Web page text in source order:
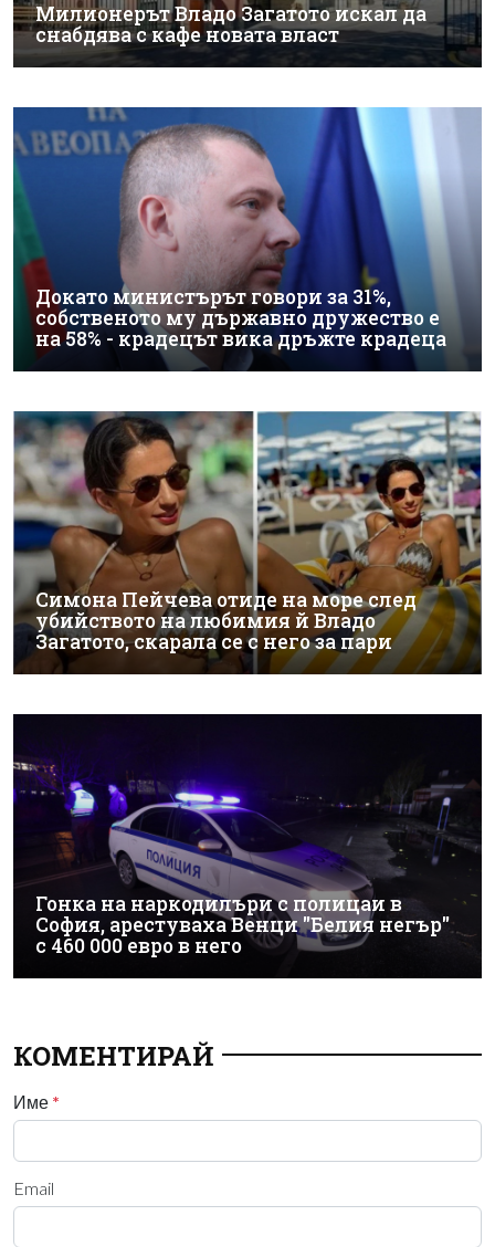
Милионерът Владо Загатото искал да
снабдява с кафе новата власт
Докато министърът говори за 31%,
собственото му държавно дружество е
на 58% - крадецът вика дръжте крадеца
Симона Пейчева отиде на море след
убийството на любимия й Владо
Загатото, скарала се с него за пари
Гонка на наркодилъри с полицаи в
София, арестуваха Венци "Белия негър"
с 460 000 евро в него
КОМЕНТИРАЙ
Име *
Email